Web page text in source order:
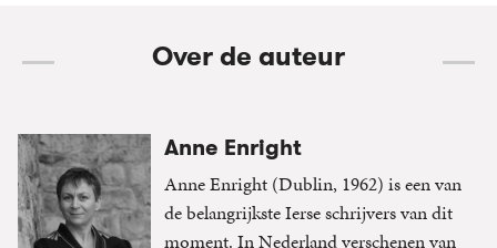
Over de auteur
Anne Enright
Anne Enright (Dublin, 1962) is een van
de belangrijkste Ierse schrijvers van dit
moment. In Nederland verschenen van